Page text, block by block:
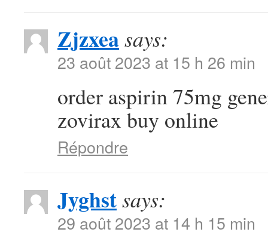
Zjzxeasays:
23 août 2023 at 15 h 26 min
order aspirin 75mg
zovirax buy online
Répondre
Jyghstsays:
29 août 2023 at 14 h 15 min